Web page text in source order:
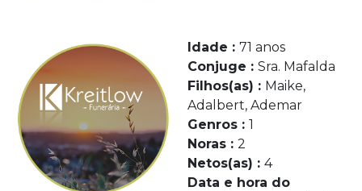
Idade : 71 anos
Conjuge : Sra. Mafalda
Filhos(as) : Maike,
Adalbert, Ademar
Genros : 1
Noras : 2
Netos(as) : 4
Data e hora do